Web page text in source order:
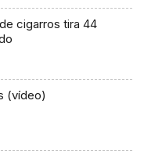
cigarros tira 44
(vídeo)